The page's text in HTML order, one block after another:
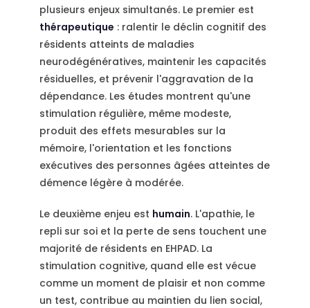
plusieurs enjeux simultanés. Le premier est
thérapeutique : ralentir le déclin cognitif des
résidents atteints de maladies
neurodégénératives, maintenir les capacités
résiduelles, et prévenir l'aggravation de la
dépendance. Les études montrent qu'une
stimulation régulière, même modeste,
produit des effets mesurables sur la
mémoire, l'orientation et les fonctions
exécutives des personnes âgées atteintes de
démence légère à modérée.
Le deuxième enjeu est humain. L'apathie, le
repli sur soi et la perte de sens touchent une
majorité de résidents en EHPAD. La
stimulation cognitive, quand elle est vécue
comme un moment de plaisir et non comme
un test, contribue au maintien du lien social,